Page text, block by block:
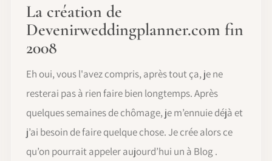
La création de
Devenirweddingplanner.com fin
2008
Eh oui, vous l'avez compris, après tout ça, je ne
resterai pas à rien faire bien longtemps. Après
quelques semaines de chômage, je m’ennuie déjà et
j’ai besoin de faire quelque chose. Je crée alors ce
qu’on pourrait appeler aujourd’hui un à Blog .